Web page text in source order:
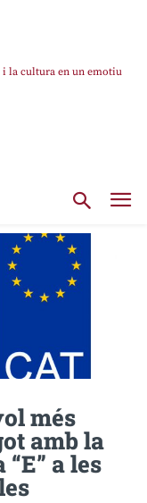
i la cultura en un emotiu
més
amb la
a les